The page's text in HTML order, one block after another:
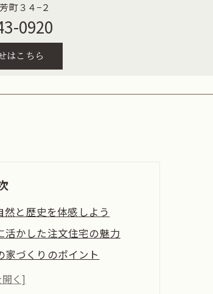
町３４−２
0920
はこちら
と歴史を体感しよう
活かした注文住宅の魅力
づくりのポイント
四季の移ろい